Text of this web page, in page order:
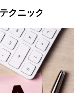
クニック